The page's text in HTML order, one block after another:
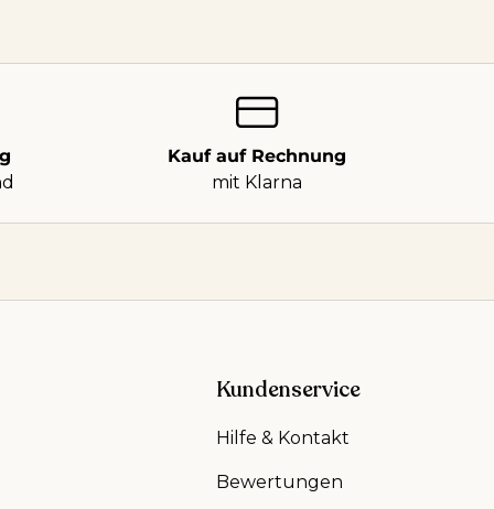
Kauf auf Rechnung
mit Klarna
Kundenservice
Hilfe & Kontakt
Bewertungen